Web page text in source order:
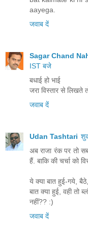
aayega.
जवाब दें
Sagar Chand
IST बजे
बधाई हो भाई
जरा विस्तार से लिखते
जवाब दें
Udan Tashtari
अब राजा रंक पर तो
हैं. बाकि की चर्चा को
ये क्या बात हुई-गये,
बात क्या हुई, वही तो
नहीं?? :)
जवाब दें